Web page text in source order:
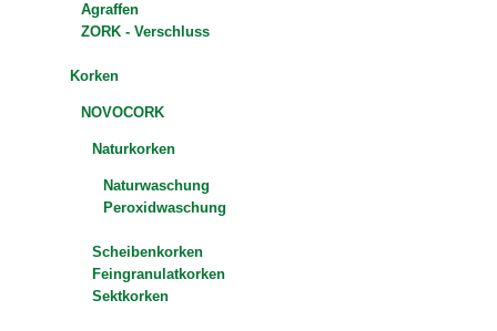
Agraffen
ZORK - Verschluss
Korken
NOVOCORK
Naturkorken
Naturwaschung
Peroxidwaschung
Scheibenkorken
Feingranulatkorken
Sektkorken